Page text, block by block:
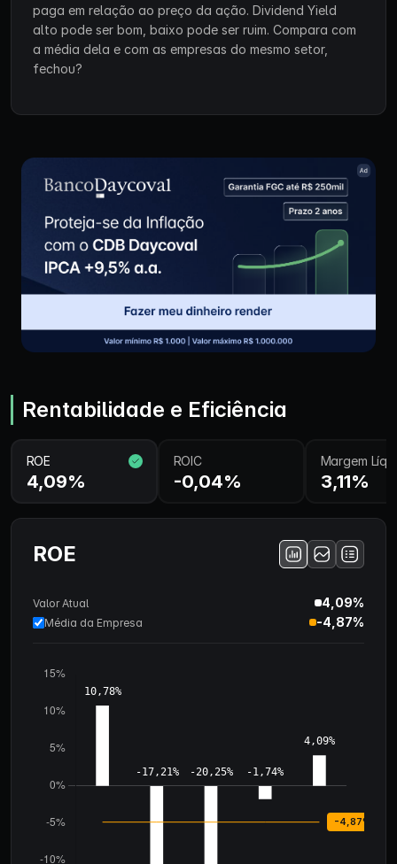
paga em relação ao preço da ação. Dividend Yield
alto pode ser bom, baixo pode ser ruim. Compara com
a média dela e com as empresas do mesmo setor,
fechou?
Rentabilidade e Eficiência
ROE
4,09%
ROIC
-0,04%
Margem
3,11%
ROE
Valor Atual 4,09%
Média da Empresa -4,87%